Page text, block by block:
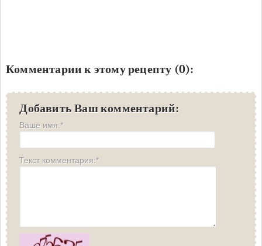
Комментарии к этому рецепту (0):
Добавить Ваш комментарий:
Ваше имя:*
Текст комментария:*